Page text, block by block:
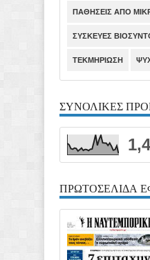
ΠΑΘΗΣΕΙΣ ΑΠΟ
ΣΥΣΚΕΥΕΣ
ΤΕΚΜΗΡΙΩΣΗ
ΣΥΝΟΛΙΚΕΣ
ΠΡΩΤΟΣΕΛΙΔΑ